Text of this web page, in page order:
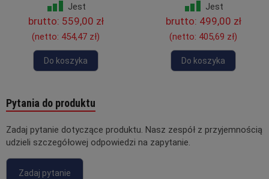
Jest
brutto: 559,00 zł
(netto: 454,47 zł)
Do koszyka
Jest
brutto: 499,00 zł
(netto: 405,69 zł)
Do koszyka
Pytania do produktu
Zadaj pytanie dotyczące produktu. Nasz zespół z przyjemnością
udzieli szczegółowej odpowiedzi na zapytanie.
Zadaj pytanie